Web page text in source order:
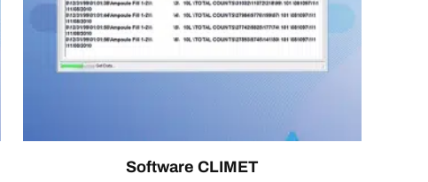
Software CLIMET